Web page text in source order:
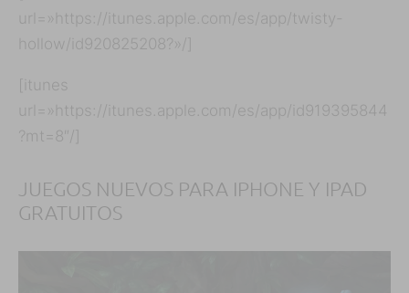
url=»https://itunes.apple.com/es/app/twisty-
hollow/id920825208?»/]
[itunes
url=»https://itunes.apple.com/es/app/id919395844
?mt=8″/]
JUEGOS NUEVOS PARA IPHONE Y IPAD
GRATUITOS